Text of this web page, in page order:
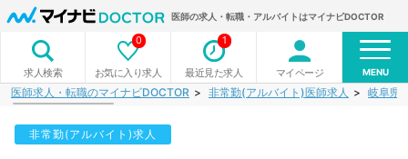
医師の求人・転職・アルバイトはマイナビDOCTOR
求人検索 お気に入り求人
0
最近見た求人
1
マイページ MENU
医師求人・転職のマイナビDOCTOR 非常勤(アルバイト)医師求人 岐阜県
非常勤(アルバイト)求人